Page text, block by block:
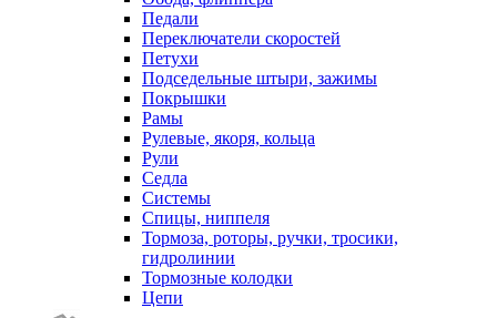
Педали
Переключатели скоростей
Петухи
Подседельные штыри, зажимы
Покрышки
Рамы
Рулевые, якоря, кольца
Рули
Седла
Системы
Спицы, ниппеля
Тормоза, роторы, ручки, тросики,
гидролинии
Тормозные колодки
Цепи